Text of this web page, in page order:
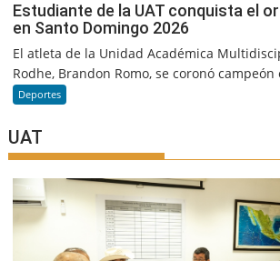
Estudiante de la UAT conquista el
en Santo Domingo 2026
El atleta de la Unidad Académica
Rodhe, Brandon Romo, se coronó campeón
Deportes
UAT